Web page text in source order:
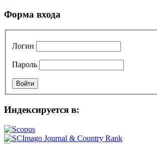
Форма входа
Логин
Пароль
Индексируется в: